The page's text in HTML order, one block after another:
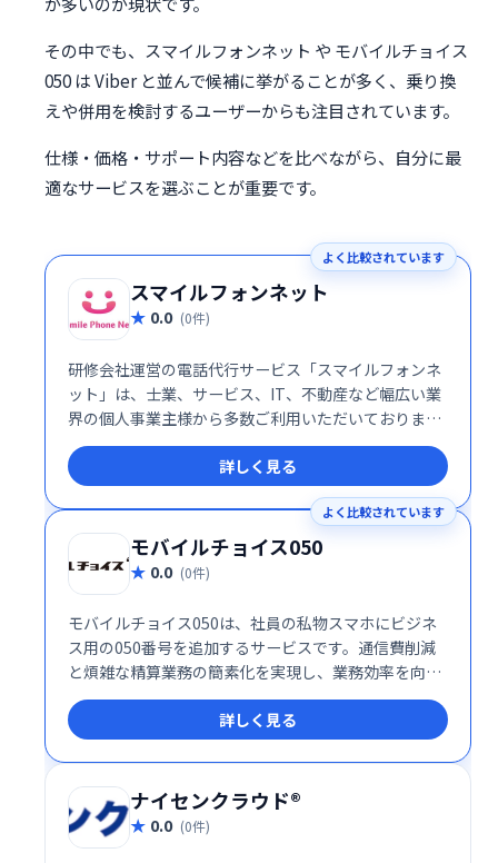
その中でも、スマイルフォンネット や モバイルチョイス
050 は Viber と並んで候補に挙がることが多く、乗り換
えや併用を検討するユーザーからも注目されています。
仕様・価格・サポート内容などを比べながら、自分に最
適なサービスを選ぶことが重要です。
よく比較されています
スマイルフォンネット
0.0 (0件)
研修会社運営の電話代行サービス「スマイルフォンネ
ット」は、士業、サービス、IT、不動産など幅広い業
界の個人事業主様から多数ご利用いただいておりま
す。業務効率化や顧客対応の向上に貢献し、お客様の
ビジネスをサポートします。
詳しく見る
よく比較されています
モバイルチョイス050
0.0 (0件)
モバイルチョイス050は、社員の私物スマホにビジネ
ス用の050番号を追加するサービスです。通信費削減
と煩雑な精算業務の簡素化を実現し、業務効率を向上
させます。 社員の利便性と企業のコスト削減を両立
し、スマートなビジネスコミュニケーションを支援し
ます。
詳しく見る
ナイセンクラウド®
0.0 (0件)